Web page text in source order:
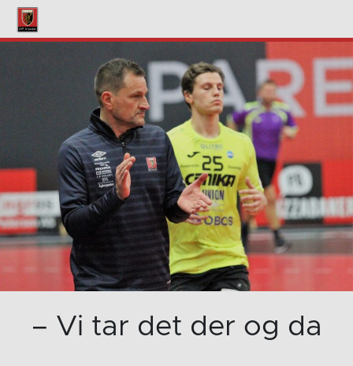
– Vi tar det der og da